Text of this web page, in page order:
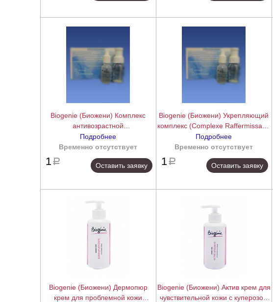
Biogenie (Биожени) Комплекс
антивозрастной
восстанавливающий (Complexe
Regenerant ex Anti-age), 8 мл
подробнее
Подробнее
Временно отсутствует
1 a
Оставить заявку
Biogenie (Биожени) Укрепляющий
комплекс (Complexe Raffermissan),
8 мл
подробнее
Подробнее
Временно отсутствует
1 a
Оставить заявку
Biogenie (Биожени) Дермопюр
крем для проблемной кожи
Biogenie (Биожени) Актив крем для
чувствительной кожи с куперозом